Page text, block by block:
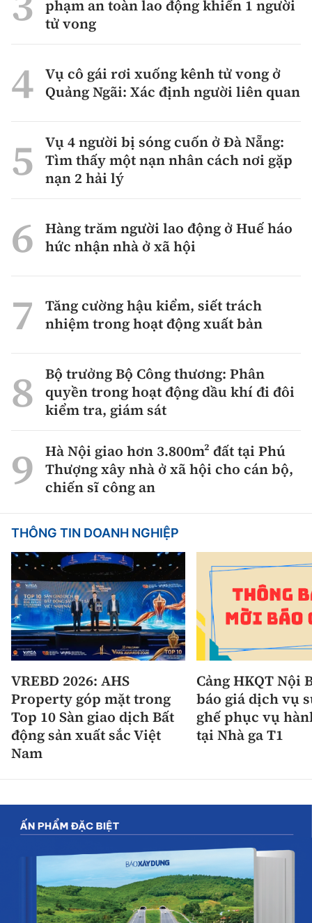
phạm an toàn lao động khiến 1 người
tử vong
Vụ cô gái rơi xuống kênh tử vong ở
Quảng Ngãi: Xác định người liên quan
Vụ 4 người bị sóng cuốn ở Đà Nẵng:
Tìm thấy một nạn nhân cách nơi gặp
nạn 2 hải lý
Hàng trăm người lao động ở Huế háo
hức nhận nhà ở xã hội
Tăng cường hậu kiểm, siết trách
nhiệm trong hoạt động xuất bản
Bộ trưởng Bộ Công thương: Phân
quyền trong hoạt động dầu khí đi đôi
kiểm tra, giám sát
Hà Nội giao hơn 3.800m² đất tại Phú
Thượng xây nhà ở xã hội cho cán bộ,
chiến sĩ công an
THÔNG TIN DOANH NGHIỆP
VREBD 2026: AHS
Property góp mặt trong
Top 10 Sàn giao dịch Bất
động sản xuất sắc Việt
Nam
Cảng HKQT Nội
báo giá dịch vụ
ghế phục vụ
tại Nhà ga T1